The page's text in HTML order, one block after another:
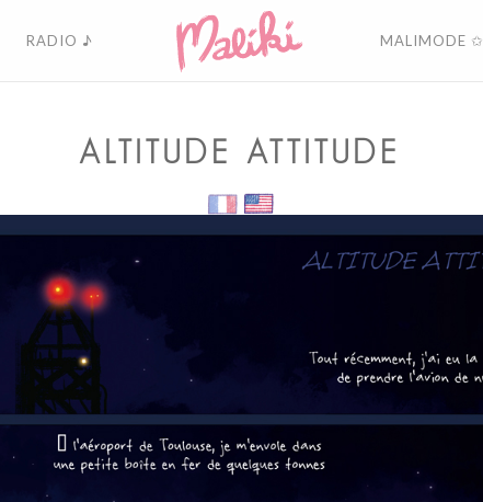
RADIO ♪ MALIMODE ✩
ALTITUDE ATTITUDE